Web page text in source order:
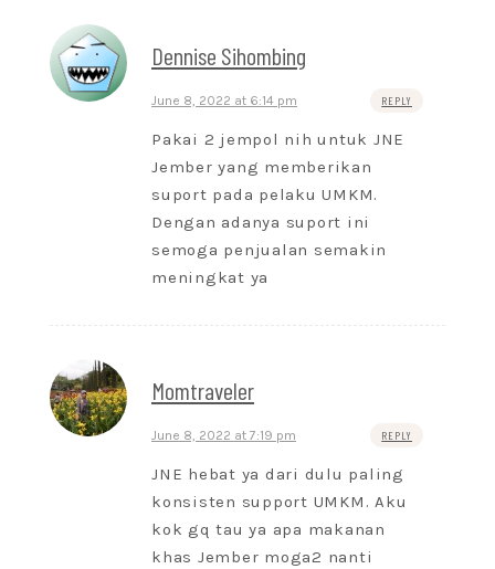
Dennise Sihombing
June 8, 2022 at 6:14 pm REPLY
Pakai 2 jempol nih untuk JNE
Jember yang memberikan
suport pada pelaku UMKM.
Dengan adanya suport ini
semoga penjualan semakin
meningkat ya
Momtraveler
June 8, 2022 at 7:19 pm REPLY
JNE hebat ya dari dulu paling
konsisten support UMKM. Aku
kok gq tau ya apa makanan
khas Jember moga2 nanti